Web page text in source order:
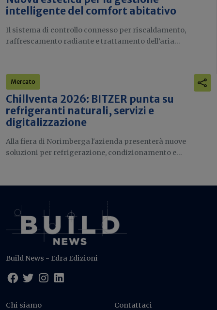
intelligente del comfort abitativo
Il sistema di controllo connesso per riscaldamento,
raffrescamento radiante e trattamento dell’aria...
Mercato
Chillventa 2026: BITZER punta su
refrigeranti naturali, servizi e
digitalizzazione
Alla fiera di Norimberga l'azienda presenterà nuove
soluzioni per refrigerazione, condizionamento e...
Build News - Edra Edizioni
Chi siamo Contattaci